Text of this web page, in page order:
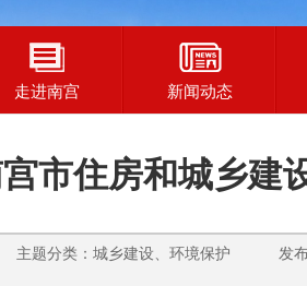
走进南宫 新闻动态
市住房和城乡建
主题分类：城乡建设、环境保护 发